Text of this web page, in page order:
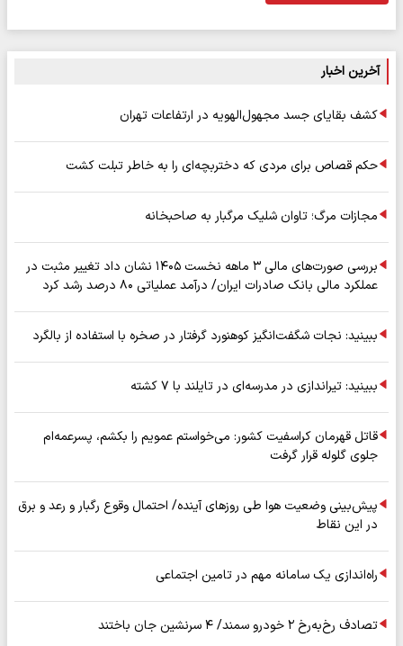
آخرین اخبار
کشف بقایای جسد مجهول‌الهویه در ارتفاعات تهران
حکم قصاص برای مردی که دختربچه‌ای را به خاطر تبلت کشت
مجازات مرگ؛ تاوان شلیک مرگبار به صاحبخانه
بررسی صورت‌های مالی ۳ ماهه نخست ۱۴۰۵ نشان داد تغییر مثبت در
عملکرد مالی بانک صادرات ایران/ درآمد عملیاتی ۸۰ درصد رشد کرد
ببینید: نجات شگفت‌انگیز کوهنورد گرفتار در صخره با استفاده از بالگرد
ببینید: تیراندازی در مدرسه‌ای در تایلند با ۷ کشته
قاتل قهرمان کراسفیت کشور: می‌خواستم عمویم را بکشم، پسرعمه‌ام
جلوی گلوله قرار گرفت
پیش‌بینی وضعیت هوا طی روزهای آینده/ احتمال وقوع رگبار و رعد و برق
در این نقاط
راه‌اندازی یک سامانه مهم در تامین اجتماعی
تصادف رخ‌به‌رخ ۲ خودرو سمند/ ۴ سرنشین جان باختند